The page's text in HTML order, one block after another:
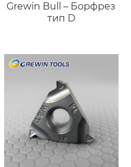
Grewin Bull – Борфрез
тип D